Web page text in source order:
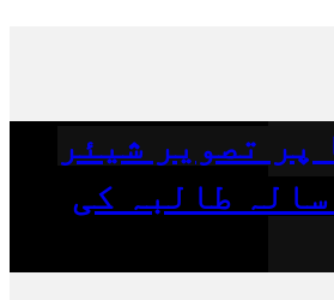
پر تصویر شیئر
کرنے پر 13 سالہ طالبہ کی